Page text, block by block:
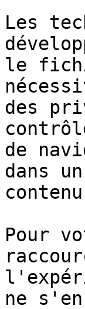
Les
le
des
de
dans
Pour
ne